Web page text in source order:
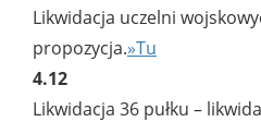
Likwidacja uczelni
propozycja.»Tu
4.12
Likwidacja 36 pułku –